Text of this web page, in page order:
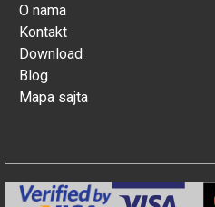
O nama
Kontakt
Download
Blog
Mapa sajta